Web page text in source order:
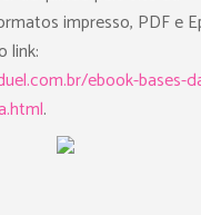
impresso, PDF e
link:
ebook-bases-
.